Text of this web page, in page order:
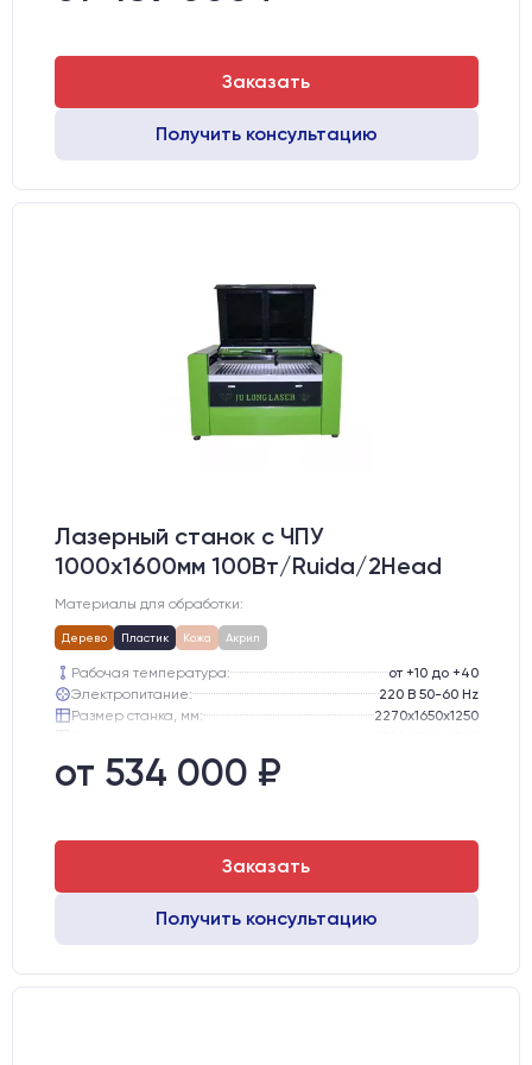
Заказать
Получить консультацию
Лазерный станок c ЧПУ
1000х1600мм 100Вт/Ruida/2Head
Материалы для обработки:
Дерево Пластик Кожа Акрил
Рабочая температура:
от +10 до +40
Электропитание:
220 В 50-60 Hz
Размер станка, мм:
2270х1650х1250
Вес брутто:
Шаговые двигатели:
от 534 000 ₽
Заказать
Получить консультацию